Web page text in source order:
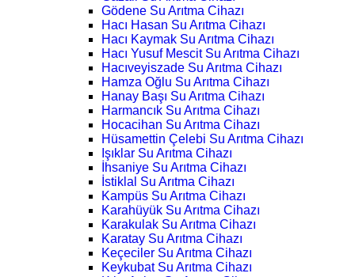
Gödene Su Arıtma Cihazı
Hacı Hasan Su Arıtma Cihazı
Hacı Kaymak Su Arıtma Cihazı
Hacı Yusuf Mescit Su Arıtma Cihazı
Hacıveyiszade Su Arıtma Cihazı
Hamza Oğlu Su Arıtma Cihazı
Hanay Başı Su Arıtma Cihazı
Harmancık Su Arıtma Cihazı
Hocacihan Su Arıtma Cihazı
Hüsamettin Çelebi Su Arıtma Cihazı
Işıklar Su Arıtma Cihazı
İhsaniye Su Arıtma Cihazı
İstiklal Su Arıtma Cihazı
Kampüs Su Arıtma Cihazı
Karahüyük Su Arıtma Cihazı
Karakulak Su Arıtma Cihazı
Karatay Su Arıtma Cihazı
Keçeciler Su Arıtma Cihazı
Keykubat Su Arıtma Cihazı